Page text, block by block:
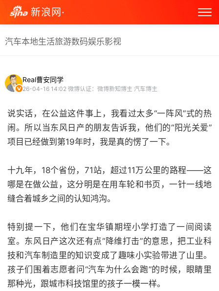
新浪网·
汽车本地生活旅游数码娱乐影视
Real曹安同学
26-04-16 14:02 微博认证：微博新知博主 汽车博主
说实话，在公益这件事上，我看过太多“一阵风”式的热
闹。所以当东风日产的朋友告诉我，他们的“阳光关爱”
项目已经做到第19年时，我是真的愣了一下。
十九年，18个省份，71站，超过11万公里的路程——这
哪是在做公益，这分明是在用车轮和书页，一针一线地
缝合着城乡之间的认知鸿沟。
特别提一下，他们在宝华镇期垤小学打造了一间阅读
室。东风日产这次还有点“降维打击”的意思，把工业科
技和汽车制造里的知识变成了趣味小实验带进了山里。
孩子们围着志愿者问“汽车为什么会跑”的时候，眼睛里
那种光，跟城市科技馆里的孩子一模一样。